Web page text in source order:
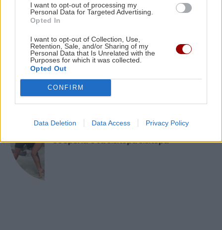
I want to opt-out of processing my
Personal Data for Targeted Advertising.
Opted In
I want to opt-out of Collection, Use,
Retention, Sale, and/or Sharing of my
Personal Data that Is Unrelated with the
Purposes for which it was collected.
Opted Out
CONFIRM
Data Deletion Data Access Privacy Policy
GOSSIP - LIFESTYLE
Η Μαρίνα Βερνίκου έπιασε λαγοκέφαλο και
πόζαρε μαζί του
ΕΛΛΑΔΑ
Κατήγγειλε τροχαίο και καταδίωξη
και συνελήφθη γιατί οδηγούσε
κλεμμένο αυτοκίνητο
Αθηνά Οικονομάκου και Μπρούνο
Τσερέλα στα Μπόρα Μπόρα